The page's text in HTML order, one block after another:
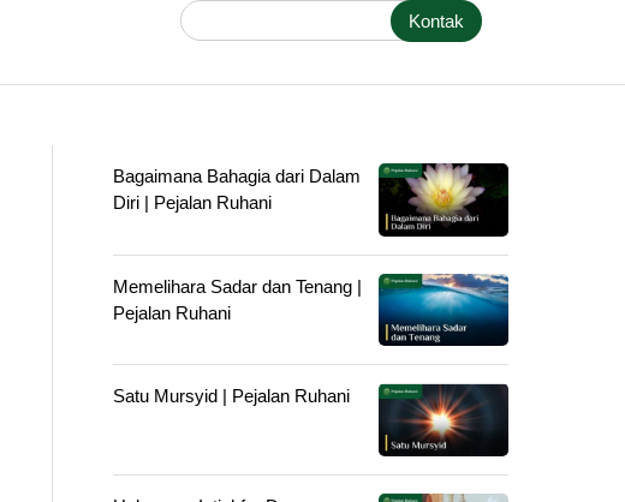
Kontak
Bagaimana Bahagia dari Dalam
Diri | Pejalan Ruhani
Memelihara Sadar dan Tenang |
Pejalan Ruhani
Satu Mursyid | Pejalan Ruhani